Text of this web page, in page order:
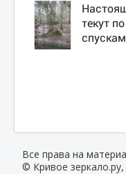
текут
Все права на
© Кривое